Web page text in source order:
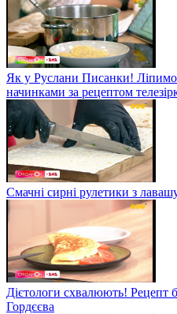
Як у Руслани Писанки! Ліпимо
начинками за рецептом
Смачні сирні рулетики з
Дієтологи схвалюють! Рецепт
Гордєєва